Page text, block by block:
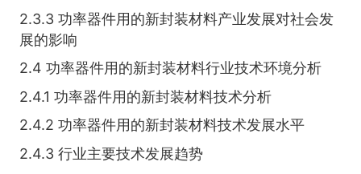
2.3.3 功率器件用的新封装材料产业发展对社会发
展的影响
2.4 功率器件用的新封装材料行业技术环境分析
2.4.1 功率器件用的新封装材料技术分析
2.4.2 功率器件用的新封装材料技术发展水平
2.4.3 行业主要技术发展趋势